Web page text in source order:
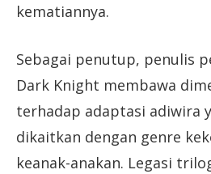
kematiannya.
Sebagai penutup, penulis
Dark Knight membawa
terhadap adaptasi adiwira
dikaitkan dengan genre
keanak-anakan. Legasi